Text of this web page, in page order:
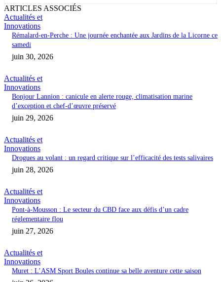
ARTICLES ASSOCIÉS
Actualités et
Innovations
Rémalard-en-Perche : Une journée enchantée aux Jardins de la Licorne ce
samedi
juin 30, 2026
Actualités et
Innovations
Bonjour Lannion : canicule en alerte rouge, climatisation marine
d’exception et chef-d’œuvre préservé
juin 29, 2026
Actualités et
Innovations
Drogues au volant : un regard critique sur l’efficacité des tests salivaires
juin 28, 2026
Actualités et
Innovations
Pont-à-Mousson : Le secteur du CBD face aux défis d’un cadre
réglementaire flou
juin 27, 2026
Actualités et
Innovations
Muret : L’ASM Sport Boules continue sa belle aventure cette saison